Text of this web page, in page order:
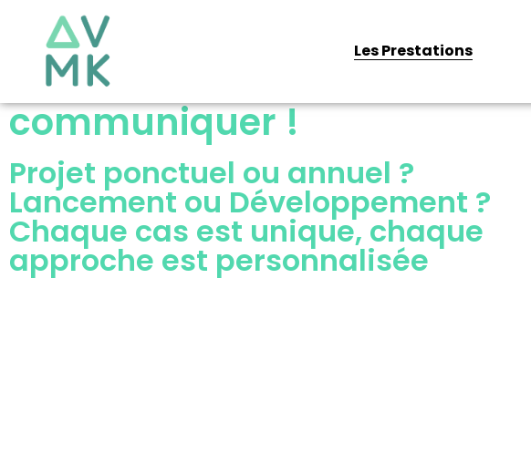
contenu
Les Prestations
C'est le moment de
communiquer !
Projet ponctuel ou annuel ?
Lancement ou Développement ?
Chaque cas est unique, chaque
approche est personnalisée